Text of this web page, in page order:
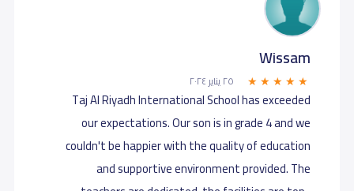
Wissam
٢٥ يناير ٢٠٢٤
Taj Al Riyadh International School has exceeded
our expectations. Our son is in grade 4 and we
couldn't be happier with the quality of education
and supportive environment provided. The